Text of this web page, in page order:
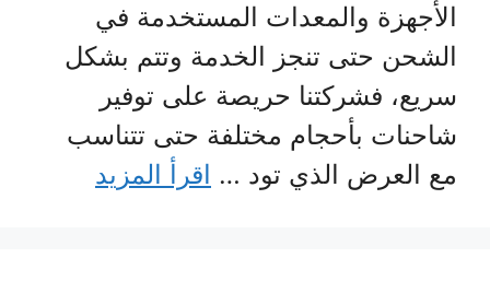
الأجهزة والمعدات المستخدمة في
الشحن حتى تنجز الخدمة وتتم بشكل
سريع، فشركتنا حريصة على توفير
شاحنات بأحجام مختلفة حتى تتناسب
مع العرض الذي تود … اقرأ المزيد